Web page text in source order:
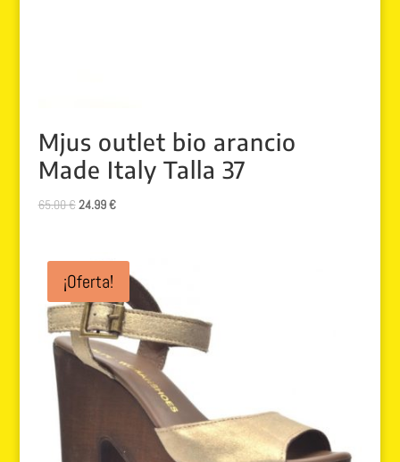
Mjus outlet bio arancio
Made Italy Talla 37
65.00€El
era:
65.00 €.
24.99€El
es:
24.99 €.
¡Oferta!